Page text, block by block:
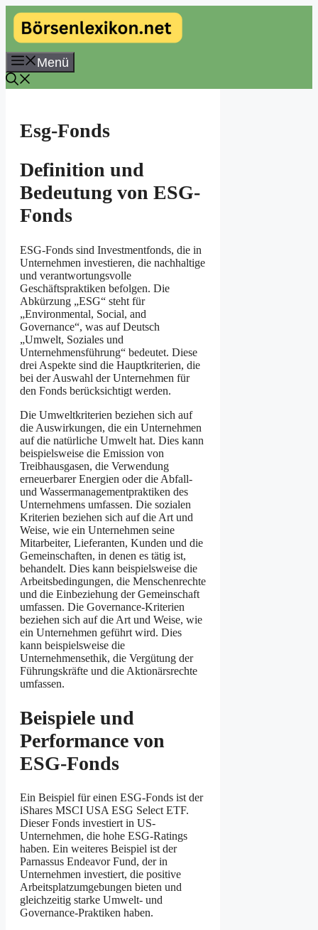
Zum
Inhalt
springen
Menü
Esg-Fonds
Definition und
Bedeutung von ESG-
Fonds
ESG-Fonds sind Investmentfonds, die in
Unternehmen investieren, die nachhaltige
und verantwortungsvolle
Geschäftspraktiken befolgen. Die
Abkürzung „ESG“ steht für
„Environmental, Social, and
Governance“, was auf Deutsch
„Umwelt, Soziales und
Unternehmensführung“ bedeutet. Diese
drei Aspekte sind die Hauptkriterien, die
bei der Auswahl der Unternehmen für
den Fonds berücksichtigt werden.
Die Umweltkriterien beziehen sich auf
die Auswirkungen, die ein Unternehmen
auf die natürliche Umwelt hat. Dies kann
beispielsweise die Emission von
Treibhausgasen, die Verwendung
erneuerbarer Energien oder die Abfall-
und Wassermanagementpraktiken des
Unternehmens umfassen. Die sozialen
Kriterien beziehen sich auf die Art und
Weise, wie ein Unternehmen seine
Mitarbeiter, Lieferanten, Kunden und die
Gemeinschaften, in denen es tätig ist,
behandelt. Dies kann beispielsweise die
Arbeitsbedingungen, die Menschenrechte
und die Einbeziehung der Gemeinschaft
umfassen. Die Governance-Kriterien
beziehen sich auf die Art und Weise, wie
ein Unternehmen geführt wird. Dies
kann beispielsweise die
Unternehmensethik, die Vergütung der
Führungskräfte und die Aktionärsrechte
umfassen.
Beispiele und
Performance von
ESG-Fonds
Ein Beispiel für einen ESG-Fonds ist der
iShares MSCI USA ESG Select ETF.
Dieser Fonds investiert in US-
Unternehmen, die hohe ESG-Ratings
haben. Ein weiteres Beispiel ist der
Parnassus Endeavor Fund, der in
Unternehmen investiert, die positive
Arbeitsplatzumgebungen bieten und
gleichzeitig starke Umwelt- und
Governance-Praktiken haben.